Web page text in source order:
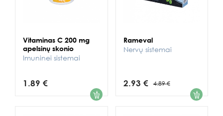
Vitaminas C 200 mg
apelsinų skonio
Imuninei sistemai
1.89 € 1
Rameval
Nervų sistemai
2.93 € 4.89 € 1